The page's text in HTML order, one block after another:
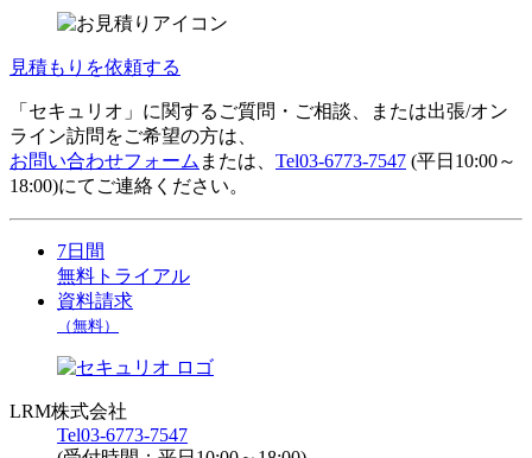
見積もりを依頼する
「セキュリオ」に関するご質問・ご相談、または出張/オン
ライン訪問をご希望の方は、
お問い合わせフォーム または、 Tel03-6773-7547 (平日10:00～
18:00)にてご連絡ください。
7日間
無料トライアル
資料請求
（無料）
LRM株式会社
Tel03-6773-7547